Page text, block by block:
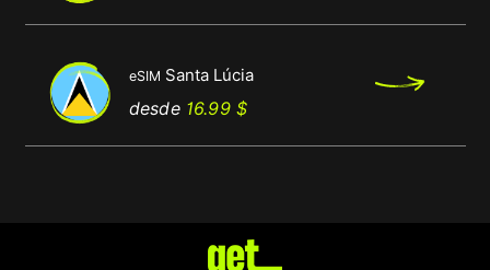
eSIM Santa Lúcia
desde16.99 $Preço
Preço